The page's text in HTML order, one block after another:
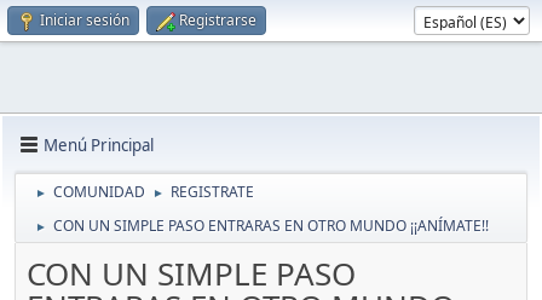
Iniciar sesión Registrarse
Menú Principal
► COMUNIDAD ► REGISTRATE
► CON UN SIMPLE PASO ENTRARAS EN OTRO MUNDO ¡¡ANÍMATE!!
CON UN SIMPLE PASO